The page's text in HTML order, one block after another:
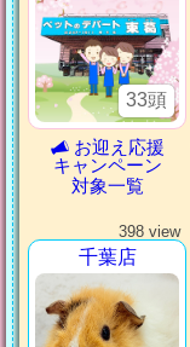
33頭
お迎え応援
キャンペーン
対象一覧
398 view
千葉店